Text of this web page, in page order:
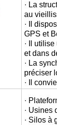
· La
au
· Il
GPS et
· Il
et dans
· La
préciser
· Il
·
· Usines
· Silos à